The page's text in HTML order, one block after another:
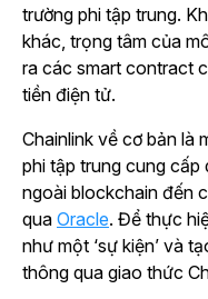
trường phi tập trung.
khác, trọng tâm của
ra các smart contract
tiền điện tử.
Chainlink về cơ bản là
phi tập trung cung
ngoài blockchain đến
qua Oracle. Để thực
như một ‘sự kiện’ và
thông qua giao thức